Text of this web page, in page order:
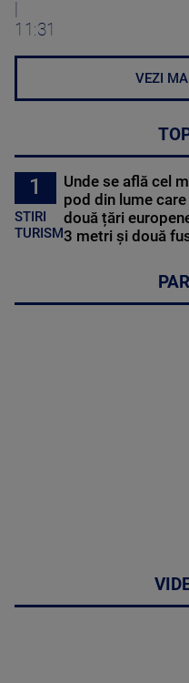
11:31
VEZI
1
STIRI
TURISM
Unde se află cel
pod din lume
două țări
3 metri și două